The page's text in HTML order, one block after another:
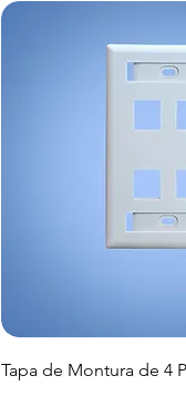
Tapa de Montura de 4